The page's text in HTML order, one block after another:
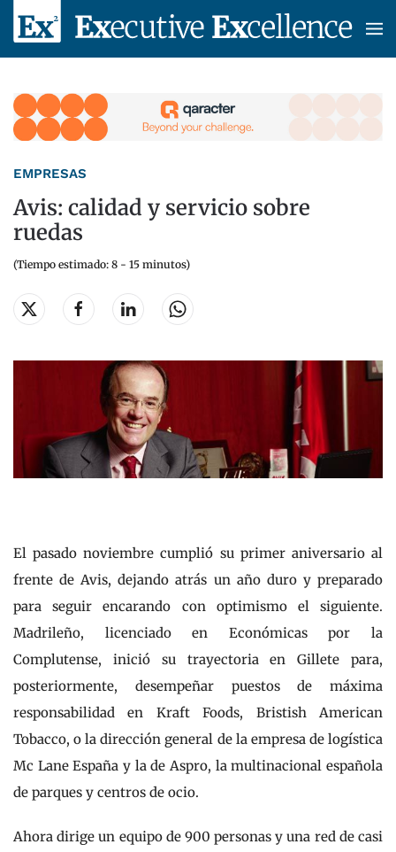
Skip to main content
EMPRESAS
Avis: calidad y servicio sobre
ruedas
(Tiempo estimado: 8 - 15 minutos)
El pasado noviembre cumplió su primer aniversario al
frente de Avis, dejando atrás un año duro y preparado
para seguir encarando con optimismo el siguiente.
Madrileño, licenciado en Económicas por la
Complutense, inició su trayectoria en Gillete para,
posteriormente, desempeñar puestos de máxima
responsabilidad en Kraft Foods, Bristish American
Tobacco, o la dirección general de la empresa de logística
Mc Lane España y la de Aspro, la multinacional española
de parques y centros de ocio.
Ahora dirige un equipo de 900 personas y una red de casi